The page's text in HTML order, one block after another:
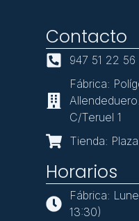
Contacto
947 51 22 56
Fábrica:
C/Teruel 1
Tienda:
Horarios
Fábrica:
13:30)